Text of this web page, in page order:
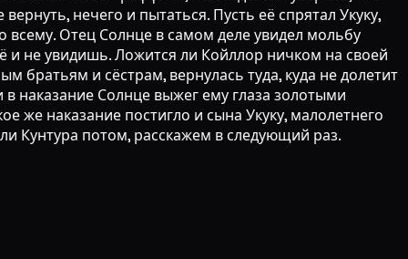
нечего и пытаться. Пусть её спрятал Укуку,
всему. Отец Солнце в самом деле увидел мольбу
и не увидишь. Ложится ли Койллор ничком на своей
братьям и сёстрам, вернулась туда, куда не долетит
наказание Солнце выжег ему глаза золотыми
же наказание постигло и сына Укуку, малолетнего
Кунтура потом, расскажем в следующий раз.